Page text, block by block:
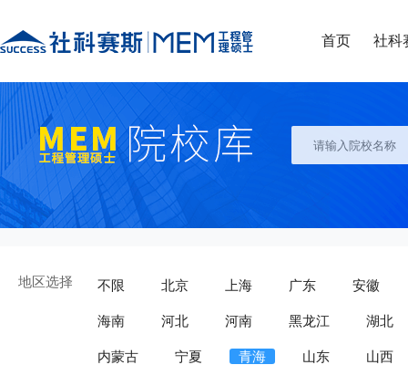
首页 社科
地区选择 不限 北京 上海 广东 安徽
海南 河北 河南 黑龙江 湖北
内蒙古 宁夏 青海 山东 山西